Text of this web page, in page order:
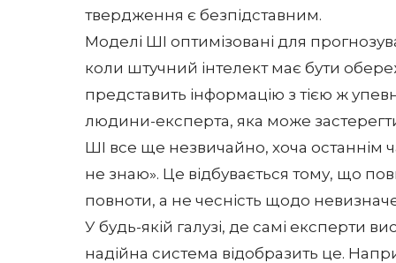
твердження є безпідставним.
Моделі ШІ оптимізовані для
коли штучний інтелект має бути
представить інформацію з тією ж
людини-експерта, яка може
ШІ все ще незвичайно, хоча останнім
не знаю». Це відбувається тому, що
повноти, а не чесність щодо
У будь-якій галузі, де самі експерти
надійна система відобразить це.